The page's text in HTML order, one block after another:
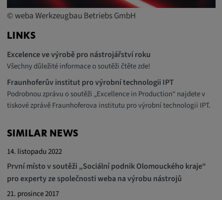
© weba Werkzeugbau Betriebs GmbH
LINKS
Excelence ve výrobě pro nástrojářství roku
Všechny důležité informace o soutěži čtěte zde!
Fraunhoferův institut pro výrobní technologii IPT
Podrobnou zprávu o soutěži „Excellence in Production“ najdete v
tiskové zprávě Fraunhoferova institutu pro výrobní technologii IPT.
SIMILAR NEWS
14. listopadu 2022
První místo v soutěži „Sociální podnik Olomouckého kraje“
pro experty ze společnosti weba na výrobu nástrojů
21. prosince 2017